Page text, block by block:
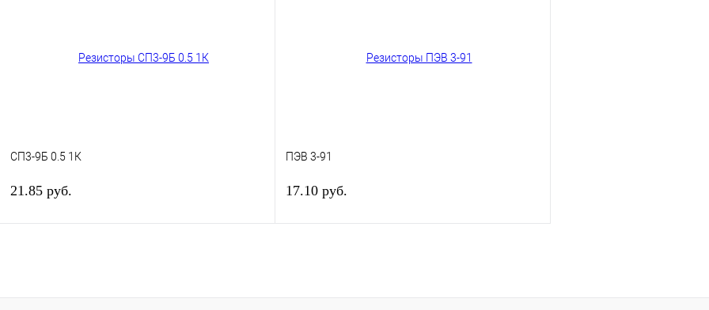
СП3-9Б 0.5 1К
21.85 руб.
Купить в 1 клик К сравнению
ПЭВ 3-91
17.10 руб.
Купить в 1 клик К сравнению